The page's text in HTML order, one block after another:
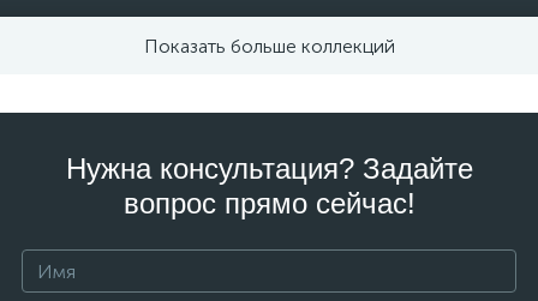
Показать больше коллекций
Нужна консультация? Задайте
вопрос прямо сейчас!